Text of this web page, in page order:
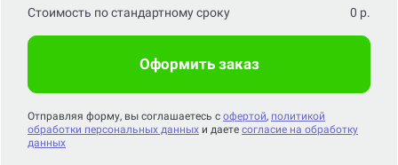
Стоимость по стандартному сроку 0 р.
Оформить заказ
Отправляя форму, вы соглашаетесь с офертой, политикой
обработки персональных данных и даете согласие на обработку
данных